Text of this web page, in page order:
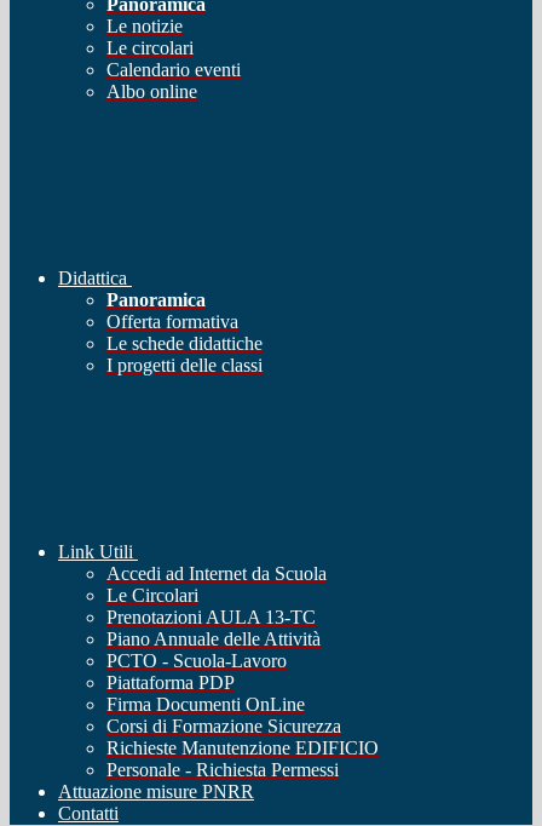
Panoramica
Le notizie
Le circolari
Calendario eventi
Albo online
Didattica
Panoramica
Offerta formativa
Le schede didattiche
I progetti delle classi
Link Utili
Accedi ad Internet da Scuola
Le Circolari
Prenotazioni AULA 13-TC
Piano Annuale delle Attività
PCTO - Scuola-Lavoro
Piattaforma PDP
Firma Documenti OnLine
Corsi di Formazione Sicurezza
Richieste Manutenzione EDIFICIO
Personale - Richiesta Permessi
Attuazione misure PNRR
Contatti